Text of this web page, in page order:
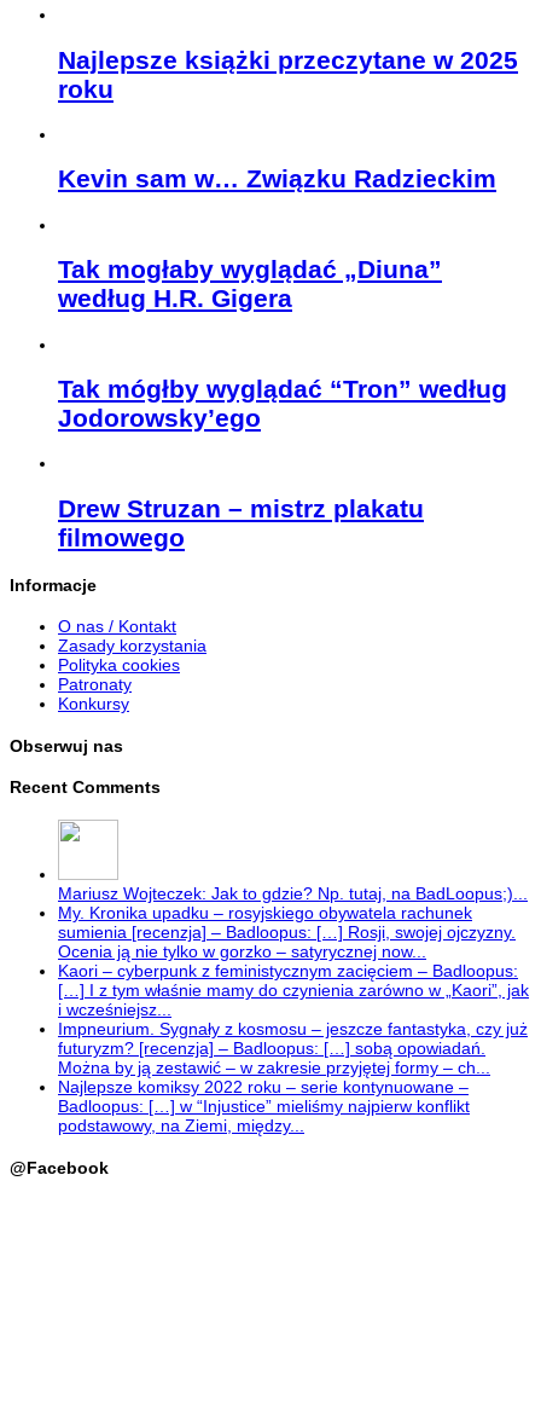
Najlepsze książki przeczytane w 2025
roku
Kevin sam w… Związku Radzieckim
Tak mogłaby wyglądać „Diuna”
według H.R. Gigera
Tak mógłby wyglądać “Tron” według
Jodorowsky’ego
Drew Struzan – mistrz plakatu
filmowego
Informacje
O nas / Kontakt
Zasady korzystania
Polityka cookies
Patronaty
Konkursy
Obserwuj nas
Recent Comments
Mariusz Wojteczek: Jak to gdzie? Np. tutaj, na BadLoopus;)...
My. Kronika upadku – rosyjskiego obywatela rachunek
sumienia [recenzja] – Badloopus: […] Rosji, swojej ojczyzny.
Ocenia ją nie tylko w gorzko – satyrycznej now...
Kaori – cyberpunk z feministycznym zacięciem – Badloopus:
[…] I z tym właśnie mamy do czynienia zarówno w „Kaori”, jak
i wcześniejsz...
Impneurium. Sygnały z kosmosu – jeszcze fantastyka, czy już
futuryzm? [recenzja] – Badloopus: […] sobą opowiadań.
Można by ją zestawić – w zakresie przyjętej formy – ch...
Najlepsze komiksy 2022 roku – serie kontynuowane –
Badloopus: […] w “Injustice” mieliśmy najpierw konflikt
podstawowy, na Ziemi, między...
@Facebook